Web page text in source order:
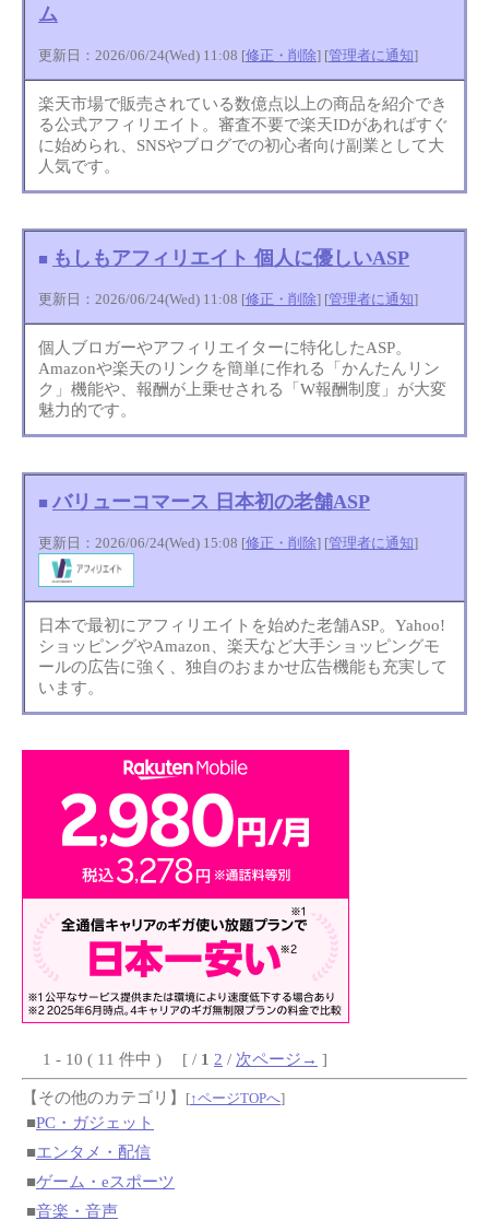
ム
更新日：2026/06/24(Wed) 11:08 [修正・削除] [管理者に通知]
楽天市場で販売されている数億点以上の商品を紹介でき
る公式アフィリエイト。審査不要で楽天IDがあればすぐ
に始められ、SNSやブログでの初心者向け副業として大
人気です。
■ もしもアフィリエイト 個人に優しいASP
更新日：2026/06/24(Wed) 11:08 [修正・削除] [管理者に通知]
個人ブロガーやアフィリエイターに特化したASP。
Amazonや楽天のリンクを簡単に作れる「かんたんリン
ク」機能や、報酬が上乗せされる「W報酬制度」が大変
魅力的です。
■ バリューコマース 日本初の老舗ASP
更新日：2026/06/24(Wed) 15:08 [修正・削除] [管理者に通知]
日本で最初にアフィリエイトを始めた老舗ASP。Yahoo!
ショッピングやAmazon、楽天など大手ショッピングモ
ールの広告に強く、独自のおまかせ広告機能も充実して
います。
1 - 10 ( 11 件中 ) [ / 1 2 / 次ページ→ ]
【その他のカテゴリ】 [↑ページTOPへ]
■PC・ガジェット
■エンタメ・配信
■ゲーム・eスポーツ
■音楽・音声